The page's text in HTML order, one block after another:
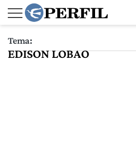
Tema:
EDISON LOBAO